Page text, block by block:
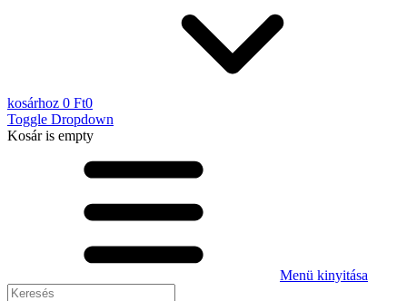
kosárhoz 0 Ft0
Toggle Dropdown
Kosáris empty
Menü kinyitása